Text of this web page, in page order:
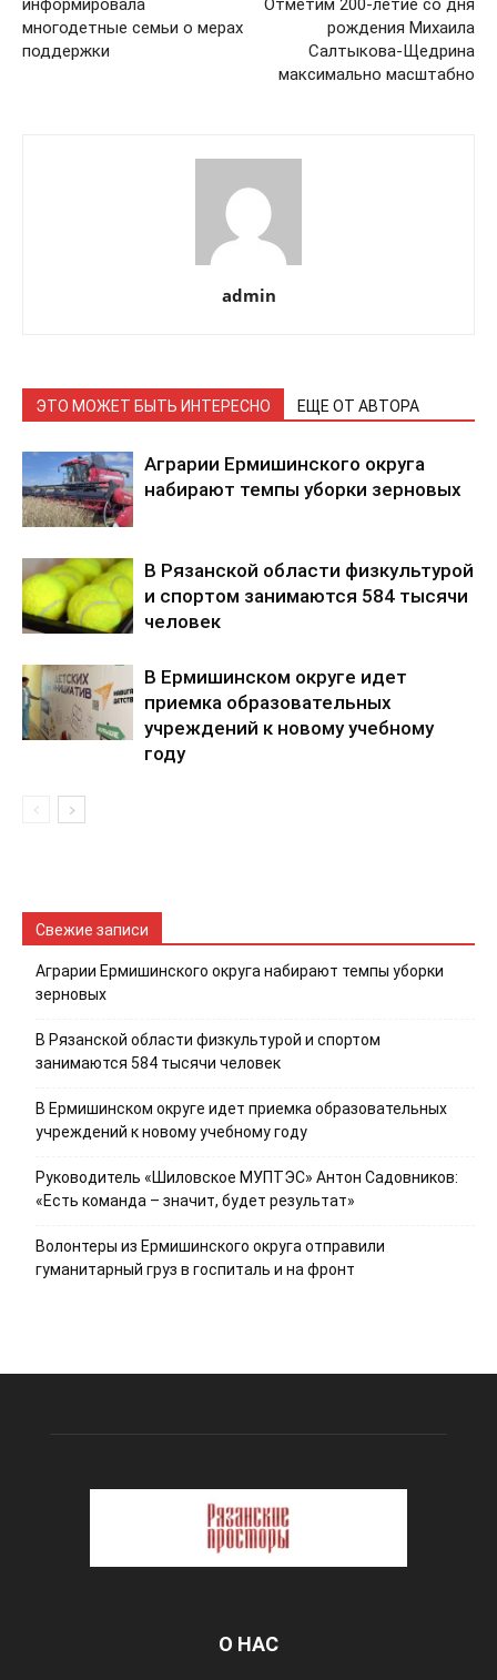
многодетные семьи о мерах
поддержки
рождения Михаила
Салтыкова-Щедрина
максимально масштабно
admin
ЭТО МОЖЕТ БЫТЬ ИНТЕРЕСНО ЕЩЕ ОТ АВТОРА
Аграрии Ермишинского округа
набирают темпы уборки зерновых
В Рязанской области физкультурой
и спортом занимаются 584 тысячи
человек
В Ермишинском округе идет
приемка образовательных
учреждений к новому учебному
году
Свежие записи
Аграрии Ермишинского округа набирают темпы уборки
зерновых
В Рязанской области физкультурой и спортом
занимаются 584 тысячи человек
В Ермишинском округе идет приемка образовательных
учреждений к новому учебному году
Руководитель «Шиловское МУПТЭС» Антон Садовников:
«Есть команда – значит, будет результат»
Волонтеры из Ермишинского округа отправили
гуманитарный груз в госпиталь и на фронт
О НАС